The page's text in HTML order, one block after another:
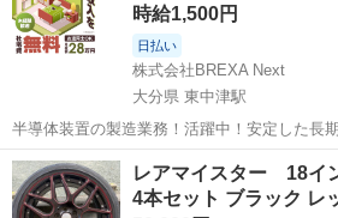
時給1,500円
日払い
株式会社BREXA Next
大分県 東中津駅
半導体装置の製造業務！活躍中！安定した長
★赴任旅費会社負担◎20代～40代の男性活躍
給1,500円！《大分県中津市》 人気の工場のお仕事 ◇半導体装置内部
のシート製造◇ ＊クリー...
大分 中津市 東中津駅 その他
レアマイスター 18イ
4本セット ブラック レ